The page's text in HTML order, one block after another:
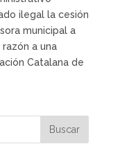
ilegal la cesión
municipal a
a una
Catalana de